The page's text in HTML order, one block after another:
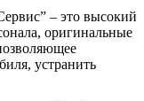
– это высокий
оригинальные
устранить